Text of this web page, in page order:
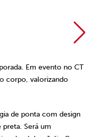
Em evento no CT
corpo, valorizando
de ponta com design
Será um